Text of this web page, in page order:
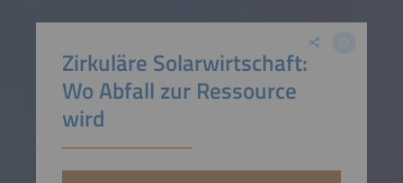
Zirkuläre Solarwirtschaft:
Wo Abfall zur Ressource
wird